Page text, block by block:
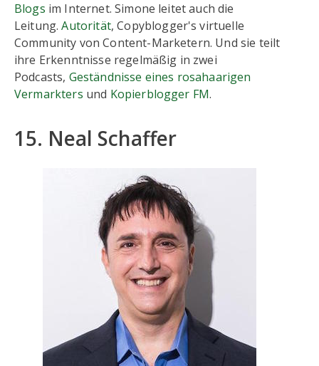
Blogs im Internet. Simone leitet auch die
Leitung.Autorität, Copyblogger's virtuelle
Community von Content-Marketern. Und sie teilt
ihre Erkenntnisse regelmäßig in zwei
Podcasts, Geständnisse eines rosahaarigen
Vermarkters und Kopierblogger FM.
15. Neal Schaffer